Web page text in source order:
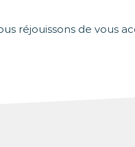
réjouissons de vous